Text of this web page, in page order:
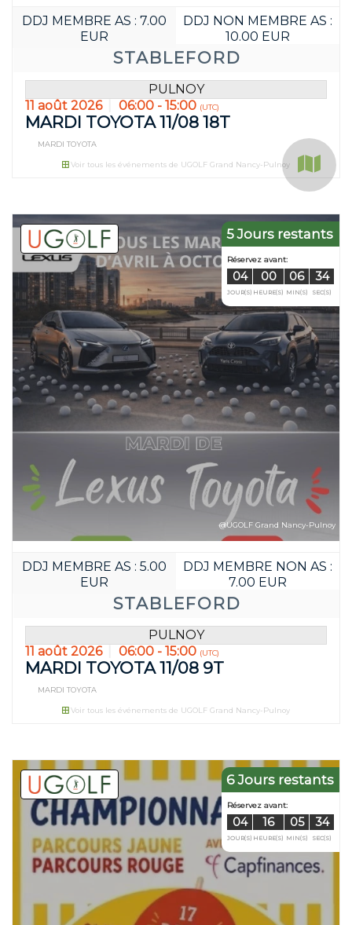
Réservez
04 00
JOUR(S)
STABLEFORD
DDJ MEMBRE AS : 7.00
EUR
DDJ NON MEMBRE AS :
10.00 EUR
PULNOY
11 août 2026
06:00 - 15:00 (UTC)
MARDI TOYOTA 11/08 18T
MARDI TOYOTA
Voir tous les événements de UGOLF Grand Nancy-Pulnoy
5 Jours restants
STABLEFORD
DDJ MEMBRE AS : 5.00
EUR
DDJ MEMBRE NON AS :
7.00 EUR
@UGOLF Grand Nancy-Pulnoy
PULNOY
11 août 2026
06:00 - 15:00 (UTC)
MARDI TOYOTA 11/08 9T
MARDI TOYOTA
Voir tous les événements de UGOLF Grand Nancy-Pulnoy
6 Jours restants